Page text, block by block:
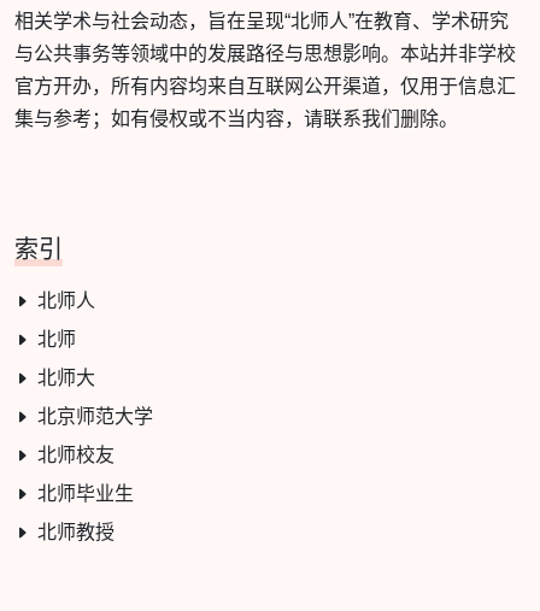
相关学术与社会动态，旨在呈现“北师人”在教育、学术研究
与公共事务等领域中的发展路径与思想影响。本站并非学校
官方开办，所有内容均来自互联网公开渠道，仅用于信息汇
集与参考；如有侵权或不当内容，请联系我们删除。
索引
北师人
北师
北师大
北京师范大学
北师校友
北师毕业生
北师教授